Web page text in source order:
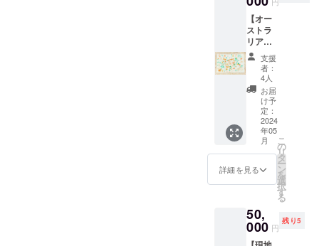
えなが
ら、綴
る一冊
です。
郵送に
てお送
りさせ
ていた
だきま
す。 ・
数量…1
冊 ・サ
イズ…
A5サイ
ズ ・
・カ
ラー ・
冊子
和紙又
はのの
わし）
に天然
顔料や
素材を
使用し
て、 あ
なたの
イメー
ジで描
く作品
です。
※どちら
の和紙
楽しみ
です！
個展に
【オー
ストラ
リアに
て、あ
なたの
イメー
ジで描
く ポ
スト
カード
サイ
ズ 原
画】
オース
トラリ
ア滞在
ポスト
カード
サイズ
支援
者：
4人
お届
け予
定：
2024
年05
月
詳細を見る
こ
の
リ
タ
ー
ン
を
選
択
す
る
50,
000 円
残り5